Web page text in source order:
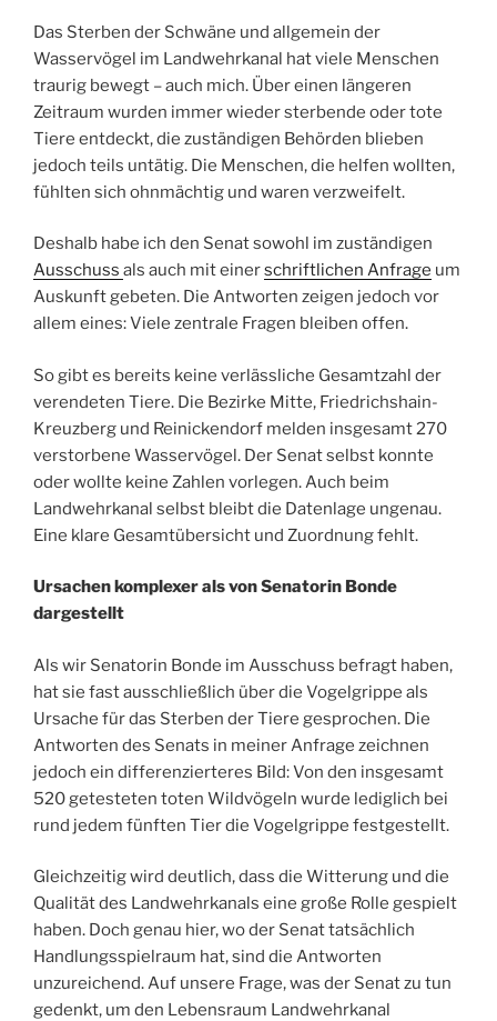
Das Sterben der Schwäne und allgemein der
Wasservögel im Landwehrkanal hat viele Menschen
traurig bewegt – auch mich. Über einen längeren
Zeitraum wurden immer wieder sterbende oder tote
Tiere entdeckt, die zuständigen Behörden blieben
jedoch teils untätig. Die Menschen, die helfen wollten,
fühlten sich ohnmächtig und waren verzweifelt.
Deshalb habe ich den Senat sowohl im zuständigen
Ausschuss als auch mit einerschriftlichen Anfrage um
Auskunft gebeten. Die Antworten zeigen jedoch vor
allem eines: Viele zentrale Fragen bleiben offen.
So gibt es bereits keine verlässliche Gesamtzahl der
verendeten Tiere. Die Bezirke Mitte, Friedrichshain-
Kreuzberg und Reinickendorf melden insgesamt 270
verstorbene Wasservögel. Der Senat selbst konnte
oder wollte keine Zahlen vorlegen. Auch beim
Landwehrkanal selbst bleibt die Datenlage ungenau.
Eine klare Gesamtübersicht und Zuordnung fehlt.
Ursachen komplexer als von Senatorin Bonde
dargestellt
Als wir Senatorin Bonde im Ausschuss befragt haben,
hat sie fast ausschließlich über die Vogelgrippe als
Ursache für das Sterben der Tiere gesprochen. Die
Antworten des Senats in meiner Anfrage zeichnen
jedoch ein differenzierteres Bild: Von den insgesamt
520 getesteten toten Wildvögeln wurde lediglich bei
rund jedem fünften Tier die Vogelgrippe festgestellt.
Gleichzeitig wird deutlich, dass die Witterung und die
Qualität des Landwehrkanals eine große Rolle gespielt
haben. Doch genau hier, wo der Senat tatsächlich
Handlungsspielraum hat, sind die Antworten
unzureichend. Auf unsere Frage, was der Senat zu tun
gedenkt, um den Lebensraum Landwehrkanal